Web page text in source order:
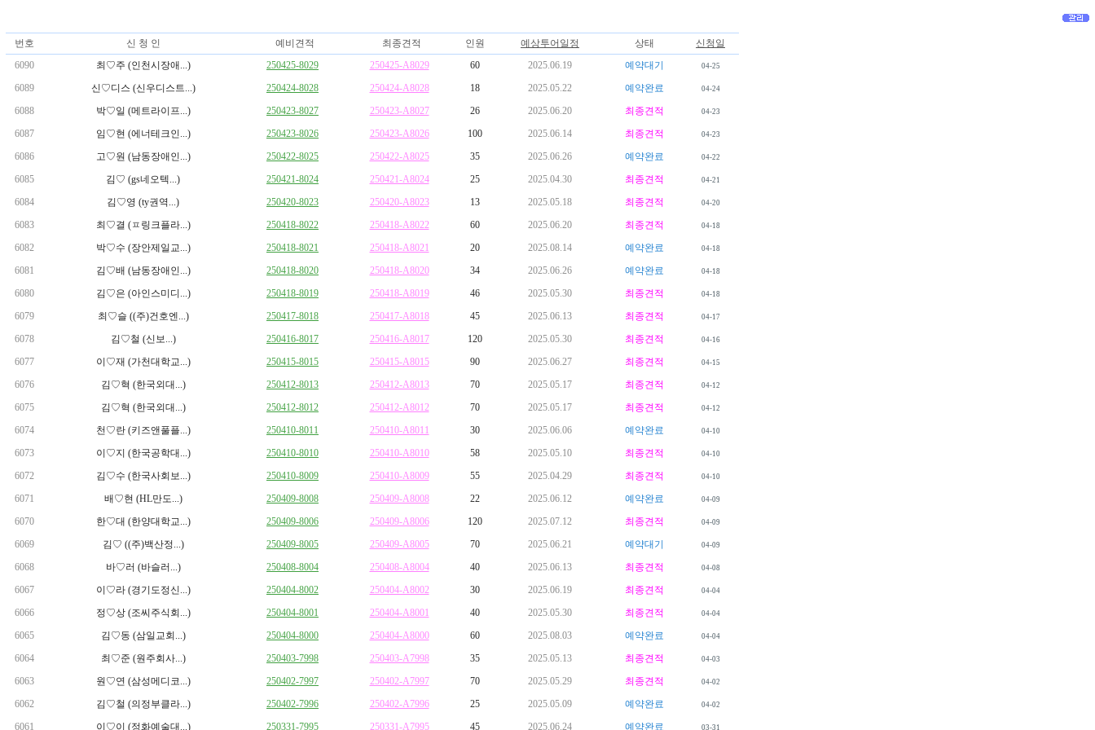
번호 신 청 인 예비견적 최종견적 인원 예상투어일정 상태
신청일
6090
최♡주 (인천시장애...) 250425-8029 250425-A8029 60 2025.06.19 예약대기 04-25
6089 신♡디스 (신우디스트...) 250424-8028 250424-A8028 18 2025.05.22 예약완료 04-24
6088 박♡일 (메트라이프...) 250423-8027 250423-A8027 26 2025.06.20 최종견적 04-23
6087 임♡현 (에너테크인...) 250423-8026 250423-A8026 100 2025.06.14 최종견적 04-23
6086 고♡원 (남동장애인...) 250422-8025 250422-A8025 35 2025.06.26 예약완료 04-22
6085 김♡ (gs네오텍...) 250421-8024 250421-A8024 25 2025.04.30 최종견적 04-21
6084 김♡영 (ty권역...) 250420-8023 250420-A8023 13 2025.05.18 최종견적 04-20
6083 최♡결 (ㅍ링크플라...) 250418-8022 250418-A8022 60 2025.06.20 최종견적 04-18
6082 박♡수 (장안제일교...) 250418-8021 250418-A8021 20 2025.08.14 예약완료 04-18
6081 김♡배 (남동장애인...) 250418-8020 250418-A8020 34 2025.06.26 예약완료 04-18
6080 김♡은 (아인스미디...) 250418-8019 250418-A8019 46 2025.05.30 최종견적 04-18
6079 최♡슬 ((주)건호엔...) 250417-8018 250417-A8018 45 2025.06.13 최종견적 04-17
6078 김♡철 (신보...) 250416-8017 250416-A8017 120 2025.05.30 최종견적 04-16
6077 이♡재 (가천대학교...) 250415-8015 250415-A8015 90 2025.06.27 최종견적 04-15
6076 김♡혁 (한국외대...) 250412-8013 250412-A8013 70 2025.05.17 최종견적 04-12
6075 김♡혁 (한국외대...) 250412-8012 250412-A8012 70 2025.05.17 최종견적 04-12
6074 천♡란 (키즈앤풀플...) 250410-8011 250410-A8011 30 2025.06.06 예약완료 04-10
6073 이♡지 (한국공학대...) 250410-8010 250410-A8010 58 2025.05.10 최종견적 04-10
6072 김♡수 (한국사회보...) 250410-8009 250410-A8009 55 2025.04.29 최종견적 04-10
6071 배♡현 (HL만도...) 250409-8008 250409-A8008 22 2025.06.12 예약완료 04-09
6070 한♡대 (한양대학교...) 250409-8006 250409-A8006 120 2025.07.12 최종견적 04-09
6069 김♡ ((주)백산정...) 250409-8005 250409-A8005 70 2025.06.21 예약대기 04-09
6068 바♡러 (바슬러...) 250408-8004 250408-A8004 40 2025.06.13 최종견적 04-08
6067 이♡라 (경기도정신...) 250404-8002 250404-A8002 30 2025.06.19 최종견적 04-04
6066 정♡상 (조씨주식회...) 250404-8001 250404-A8001 40 2025.05.30 최종견적 04-04
6065 김♡동 (삼일교회...) 250404-8000 250404-A8000 60 2025.08.03 예약완료 04-04
6064 최♡준 (원주회사...) 250403-7998 250403-A7998 35 2025.05.13 최종견적 04-03
6063 원♡연 (삼성메디코...) 250402-7997 250402-A7997 70 2025.05.29 최종견적 04-02
6062 김♡철 (의정부클라...) 250402-7996 250402-A7996 25 2025.05.09 예약완료 04-02
6061 이♡이 (정화예술대...) 250331-7995 250331-A7995 45 2025.06.24 예약완료 03-31